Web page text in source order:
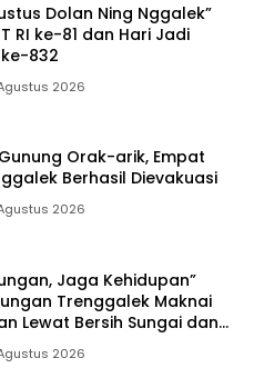
Dolan Ning Nggalek”
RI ke-81 dan Hari Jadi
832
2026
Orak-arik, Empat
Berhasil Dievakuasi
2026
Jaga Kehidupan”
Trenggalek Maknai
Lewat Bersih Sungai dan
2026